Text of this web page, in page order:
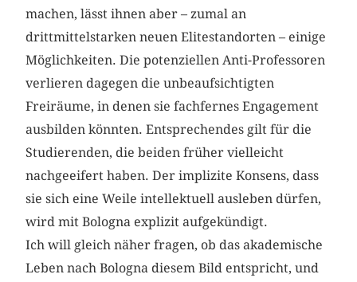
machen, lässt ihnen aber – zumal an
drittmittelstarken neuen Elitestandorten – einige
Möglichkeiten. Die potenziellen Anti-Professoren
verlieren dagegen die unbeaufsichtigten
Freiräume, in denen sie fachfernes Engagement
ausbilden könnten. Entsprechendes gilt für die
Studierenden, die beiden früher vielleicht
nachgeeifert haben. Der implizite Konsens, dass
sie sich eine Weile intellektuell ausleben dürfen,
wird mit Bologna explizit aufgekündigt.
Ich will gleich näher fragen, ob das akademische
Leben nach Bologna diesem Bild entspricht, und